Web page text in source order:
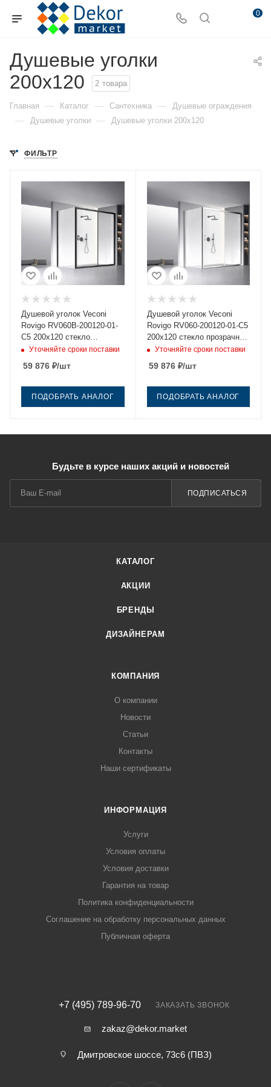
0
Душевые уголки
200x120
2 товара
Главная — Каталог — Сантехника — Душевые ограждения
— Душевые уголки — Душевые уголки 200x120
ФИЛЬТР
Душевой уголок Veconi
Rovigo RV060B-200120-01-
C5 200х120 стекло
прозрачное профиль
Уточняйте сроки поставки
59 876 ₽/шт
ПОДОБРАТЬ АНАЛОГ
Душевой уголок Veconi
Rovigo RV060-200120-01-C5
200х120 стекло прозрачное
профиль хром без поддона
Уточняйте сроки поставки
59 876₽/шт
ПОДОБРАТЬ АНАЛОГ
Будьте в курсе наших акций и новостей
ПОДПИСАТЬСЯ
КАТАЛОГ
АКЦИИ
БРЕНДЫ
ДИЗАЙНЕРАМ
КОМПАНИЯ
О компании
Новости
Статьи
Контакты
Наши сертификаты
ИНФОРМАЦИЯ
Услуги
Условия оплаты
Условия доставки
Гарантия на товар
Политика конфиденциальности
Соглашение на обработку персональных данных
Публичная оферта
+7 (495) 789-96-70 ЗАКАЗАТЬ ЗВОНОК
zakaz@dekor.market
Дмитровское шоссе, 73с6 (ПВЗ)